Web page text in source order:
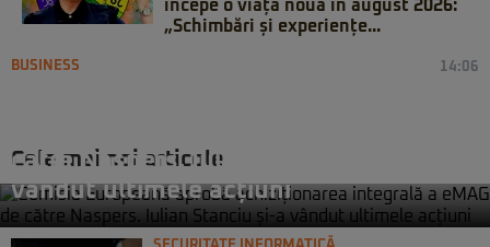
începe o viață nouă în august 2026:
„Schimbări și experiențe...
Cele mai noi articole
BUSINESS 14:06
către Naspers. Iulian Stanciu și-a
vândut ultimele acțiuni